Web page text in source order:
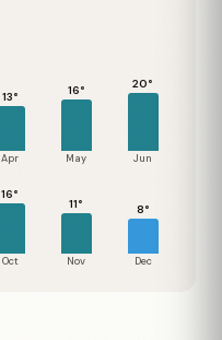
13°
Apr
16°
May
20°
Jun
16°
Oct
11°
Nov
8°
Dec